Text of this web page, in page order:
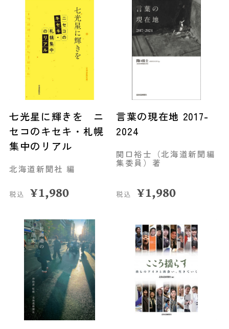
七光星に輝きを ニ
セコのキセキ・札幌
集中のリアル
北海道新聞社 編
税込 ¥1,980
言葉の現在地 2017-
2024
関口裕士（北海道新聞編
集委員）著
税込 ¥1,980